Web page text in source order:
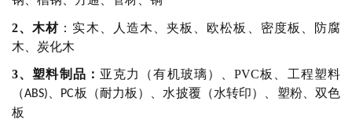
2、木材 ：实木、人造木、夹板、欧松板、密度板、防腐
木、炭化木
3、塑料制品： 亚克力（有机玻璃）、PVC板、工程塑料
（ABS) PC板（耐力板）、水披覆（水转印）、塑粉、双色
板